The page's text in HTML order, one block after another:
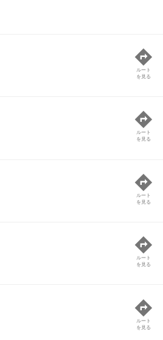
ルート
を見る
ルート
を見る
ルート
を見る
ルート
を見る
ルート
を見る